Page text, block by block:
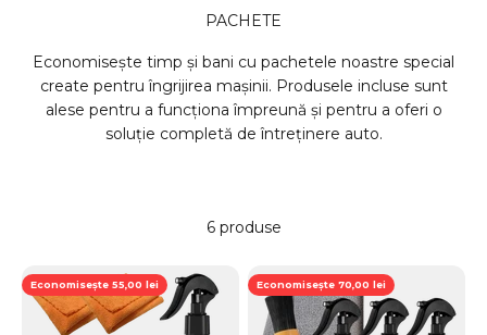
PACHETE
Economisește timp și bani cu pachetele noastre special
create pentru îngrijirea mașinii. Produsele incluse sunt
alese pentru a funcționa împreună și pentru a oferi o
soluție completă de întreținere auto.
6 produse
Economisește 55,00 lei Economisește 70,00 lei